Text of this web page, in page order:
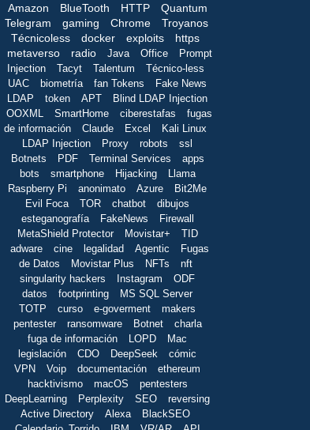
Amazon
BlueTooth HTTP
Quantum
Telegram
gaming Chrome
Troyanos
Técnicoless
docker exploits
https
metaverso
radio Java Office
Prompt
Injection
Tacyt Talentum
Técnico-less
UAC
biometría fan Tokens
Fake News
LDAP
token APT
Blind LDAP Injection
OOXML
SmartHome ciberestafas
fugas
de información
Claude Excel
Kali Linux
LDAP Injection
Proxy robots
ssl
Botnets
PDF Terminal Services
apps
bots
smartphone Hijacking
Llama
Raspberry Pi
anonimato Azure
Bit2Me
Evil Foca
TOR chatbot
dibujos
esteganografía
FakeNews
Firewall
MetaShield Protector
Movistar+
TID
adware
cine legalidad Agentic
Fugas
de Datos
Movistar Plus NFTs
nft
singularity hackers
Instagram
ODF
datos
footprinting
MS SQL Server
TOTP
curso e-goverment
makers
pentester
ransomware Botnet
charla
fuga de información
LOPD
Mac
legislación
CDO DeepSeek
cómic
VPN
Voip documentación
ethereum
hacktivismo
macOS
pentesters
DeepLearning
Perplexity SEO
reversing
Active Directory
Alexa
BlackSEO